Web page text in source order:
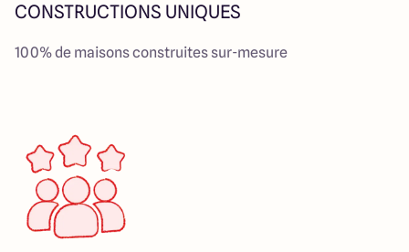
CONSTRUCTIONS UNIQUES
100% de maisons construites sur-mesure